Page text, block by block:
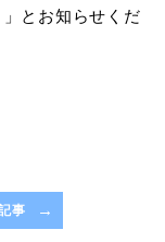
」とお知らせくだ
事